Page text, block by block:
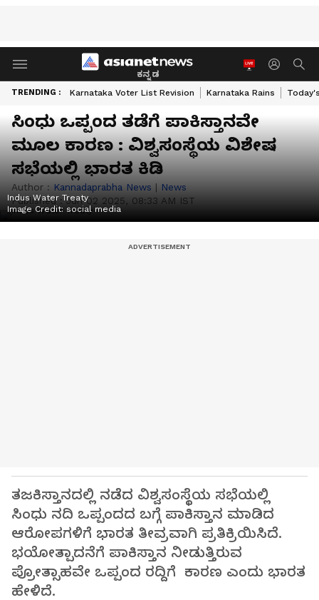
ಕನ್ನಡ
TRENDING : Karnataka Voter List Revision Karnataka Rains
ಸಿಂಧು ಒಪ್ಪಂದ ತಡೆಗೆ ಪಾಕಿಸ್ತಾನವೇ
ಮೂಲ ಕಾರಣ : ವಿಶ್ವಸಂಸ್ಥೆಯ ವಿಶೇಷ
ಸಭೆಯಲ್ಲಿ ಭಾರತ ಕಿಡಿ
Author : Kannadaprabha News | News
Published :Jun 02 2025, 08:33 AM IST
Indus Water Treaty
Image Credit: social media
ತಜಕಿಸ್ತಾನದಲ್ಲಿ ನಡೆದ ವಿಶ್ವಸಂಸ್ಥೆಯ ಸಭೆಯಲ್ಲಿ
ಸಿಂಧು ನದಿ ಒಪ್ಪಂದದ ಬಗ್ಗೆ ಪಾಕಿಸ್ತಾನ ಮಾಡಿದ
ಆರೋಪಗಳಿಗೆ ಭಾರತ ತೀವ್ರವಾಗಿ ಪ್ರತಿಕ್ರಿಯಿಸಿದೆ.
ಭಯೋತ್ಪಾದನೆಗೆ ಪಾಕಿಸ್ತಾನ ನೀಡುತ್ತಿರುವ
ಪ್ರೋತ್ಸಾಹವೇ ಒಪ್ಪಂದ ರದ್ದಿಗೆ ಕಾರಣ ಎಂದು ಭಾರತ
ಹೇಳಿದೆ.